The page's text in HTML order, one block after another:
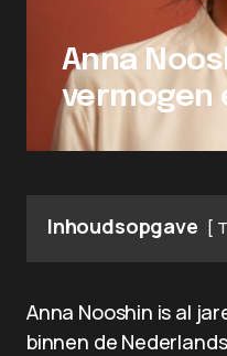
Anna
vermogen
Inhoudsopgave
Anna Nooshin is al
binnen de